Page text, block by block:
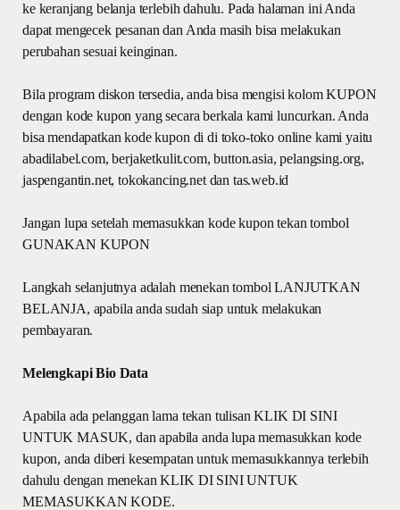
ke keranjang belanja terlebih dahulu. Pada halaman ini Anda
dapat mengecek pesanan dan Anda masih bisa melakukan
perubahan sesuai keinginan.
Bila program diskon tersedia, anda bisa mengisi kolom KUPON
dengan kode kupon yang secara berkala kami luncurkan. Anda
bisa mendapatkan kode kupon di di toko-toko online kami yaitu
abadilabel.com, berjaketkulit.com, button.asia, pelangsing.org,
jaspengantin.net, tokokancing.net dan tas.web.id
Jangan lupa setelah memasukkan kode kupon tekan tombol
GUNAKAN KUPON
Langkah selanjutnya adalah menekan tombol LANJUTKAN
BELANJA, apabila anda sudah siap untuk melakukan
pembayaran.
Melengkapi Bio Data
Apabila ada pelanggan lama tekan tulisan KLIK DI SINI
UNTUK MASUK, dan apabila anda lupa memasukkan kode
kupon, anda diberi kesempatan untuk memasukkannya terlebih
dahulu dengan menekan KLIK DI SINI UNTUK
MEMASUKKAN KODE.